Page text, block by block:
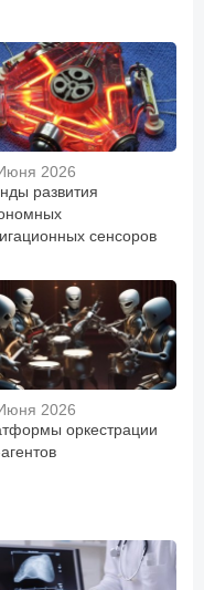
2026
развития
сенсоров
2026
оркестрации